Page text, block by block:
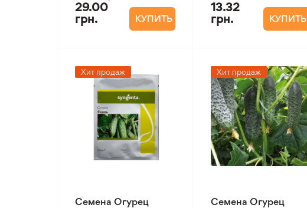
29.00
грн.
КУПИТЬ
13.32
грн.
КУПИТЬ
Хит продаж
Семена Огурец
Хит продаж
Семена Огурец